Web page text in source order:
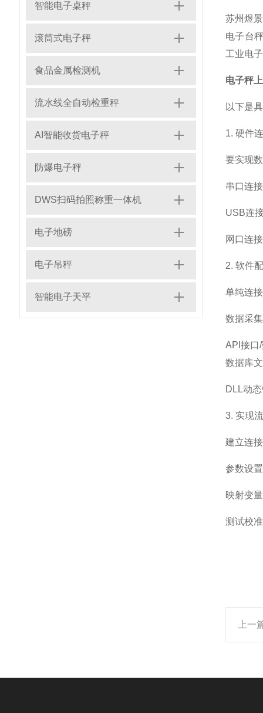
智能电子桌秤
滚筒式电子秤
食品金属检测机
流水线全自动检重秤
AI智能收货电子秤
防爆电子秤
DWS扫码拍照称重一体机
电子地磅
电子吊秤
智能电子天平
苏州煜
电子台
工业电
电子秤
以下是
1. 硬件
要实现
串口连
USB连
网口连
2. 软件
单纯连
数据采
API接口
数据库
DLL动
3. 实现
建立连
参数设
映射变
测试校
上一